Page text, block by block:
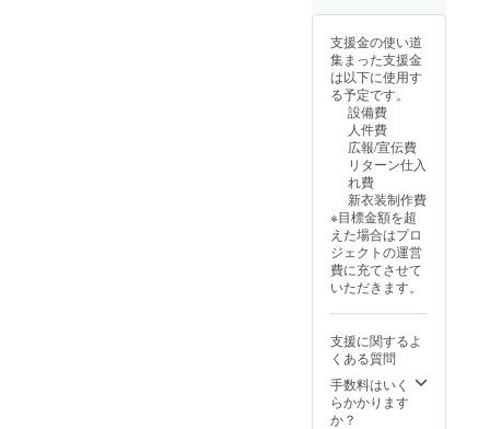
【支援
証明書
(現物)】
感謝の
気持ち
を込め
て、支
援証明
書(現物)
をお送
りしま
す。
ム）を
掲載し
ます。
・掲載
方法：
文字の
み(20字
以内) ・
掲載サ
イズ：
特大 ・
支援
時、必
ず備考
欄に希
望され
るお名
前をご
記入く
ださ
い。
【支援
証明書
掲載サ
イズ：
小 ・支
援時、
必ず備
考欄に
希望さ
れるお
名前を
ご記入
くださ
い。
【支援
証明書
(デジタ
ル)】 感
謝の気
持ちを
て、支
援証明
書(デジ
タル)を
ル映像
援者様
のお名
前
（ニッ
クネー
ム）を
掲載し
ます。
方法：
文字の
み(20字
以内) ・
掲載サ
イズ：
大 ・支
必ず備
考欄に
希望さ
れるお
名前を
支援金の使い道
集まった支援金
は以下に使用す
る予定です。
設備費
人件費
広報/宣伝費
リターン仕入
れ費
新衣装制作費
※目標金額を超
えた場合はプロ
ジェクトの運営
費に充てさせて
いただきます。
支援に関するよ
くある質問
手数料はいく
らかかります
か？